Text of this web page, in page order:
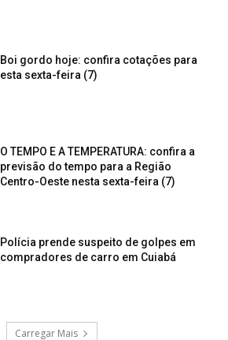
Boi gordo hoje: confira cotações para
esta sexta-feira (7)
O TEMPO E A TEMPERATURA: confira a
previsão do tempo para a Região
Centro-Oeste nesta sexta-feira (7)
Polícia prende suspeito de golpes em
compradores de carro em Cuiabá
Carregar Mais